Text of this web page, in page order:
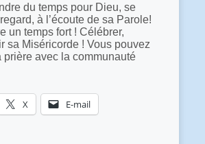
du temps pour Dieu, se
à l’écoute de sa Parole!
un temps fort ! Célébrer,
sa Miséricorde ! Vous pouvez
prière avec la communauté
X E-mail